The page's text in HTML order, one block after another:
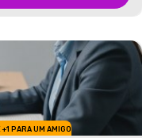
PARA UM AMIGO